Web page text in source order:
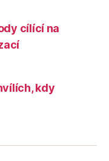
cílící na
kdy